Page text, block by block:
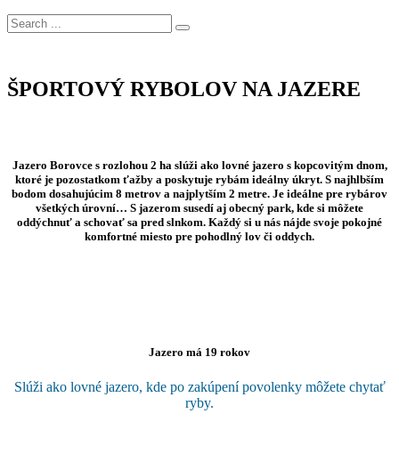
ŠPORTOVÝ RYBOLOV NA JAZERE
Jazero Borovce s rozlohou 2 ha slúži ako lovné jazero s kopcovitým dnom,
ktoré je pozostatkom ťažby a poskytuje rybám ideálny úkryt. S najhlbším
bodom dosahujúcim 8 metrov a najplytším 2 metre. Je ideálne pre rybárov
všetkých úrovní… S jazerom susedí aj obecný park, kde si môžete
oddýchnuť a schovať sa pred slnkom. Každý si u nás nájde svoje pokojné
komfortné miesto pre pohodlný lov či oddych.
Jazero má 19 rokov
Slúži ako lovné jazero, kde po zakúpení povolenky môžete chytať
ryby.